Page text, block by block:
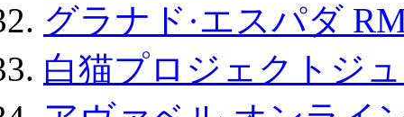
グラナド·エスパダ
白猫プロジェクトジ